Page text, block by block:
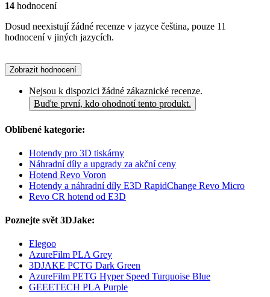
14 hodnocení
Dosud neexistují žádné recenze v jazyce čeština, pouze 11
hodnocení v jiných jazycích.
Zobrazit hodnocení
Nejsou k dispozici žádné zákaznické recenze.
Buďte první, kdo ohodnotí tento produkt.
Oblíbené kategorie:
Hotendy pro 3D tiskárny
Náhradní díly a upgrady za akční ceny
Hotend Revo Voron
Hotendy a náhradní díly E3D RapidChange Revo Micro
Revo CR hotend od E3D
Poznejte svět 3DJake:
Elegoo
AzureFilm PLA Grey
3DJAKE PCTG Dark Green
AzureFilm PETG Hyper Speed Turquoise Blue
GEEETECH PLA Purple